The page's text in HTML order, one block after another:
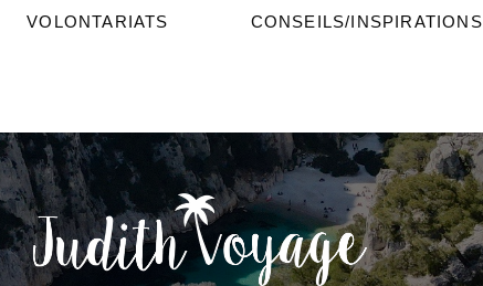
VOLONTARIATS CONSEILS/INSPIRATIONS